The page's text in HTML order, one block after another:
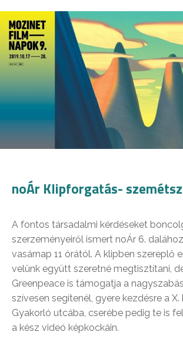
noÁr Klipforgatás-
A fontos társadalmi kérdéseket
szerzeményeiről ismert noÁr 6.
vasárnap 11 órától. A klipben szereplő
velünk együtt szeretné megtisztítani,
Greenpeace is támogatja a
szívesen segítenél, gyere kezdésre a X.
Gyakorló utcába, cserébe pedig te is
a kész videó képkockáin.